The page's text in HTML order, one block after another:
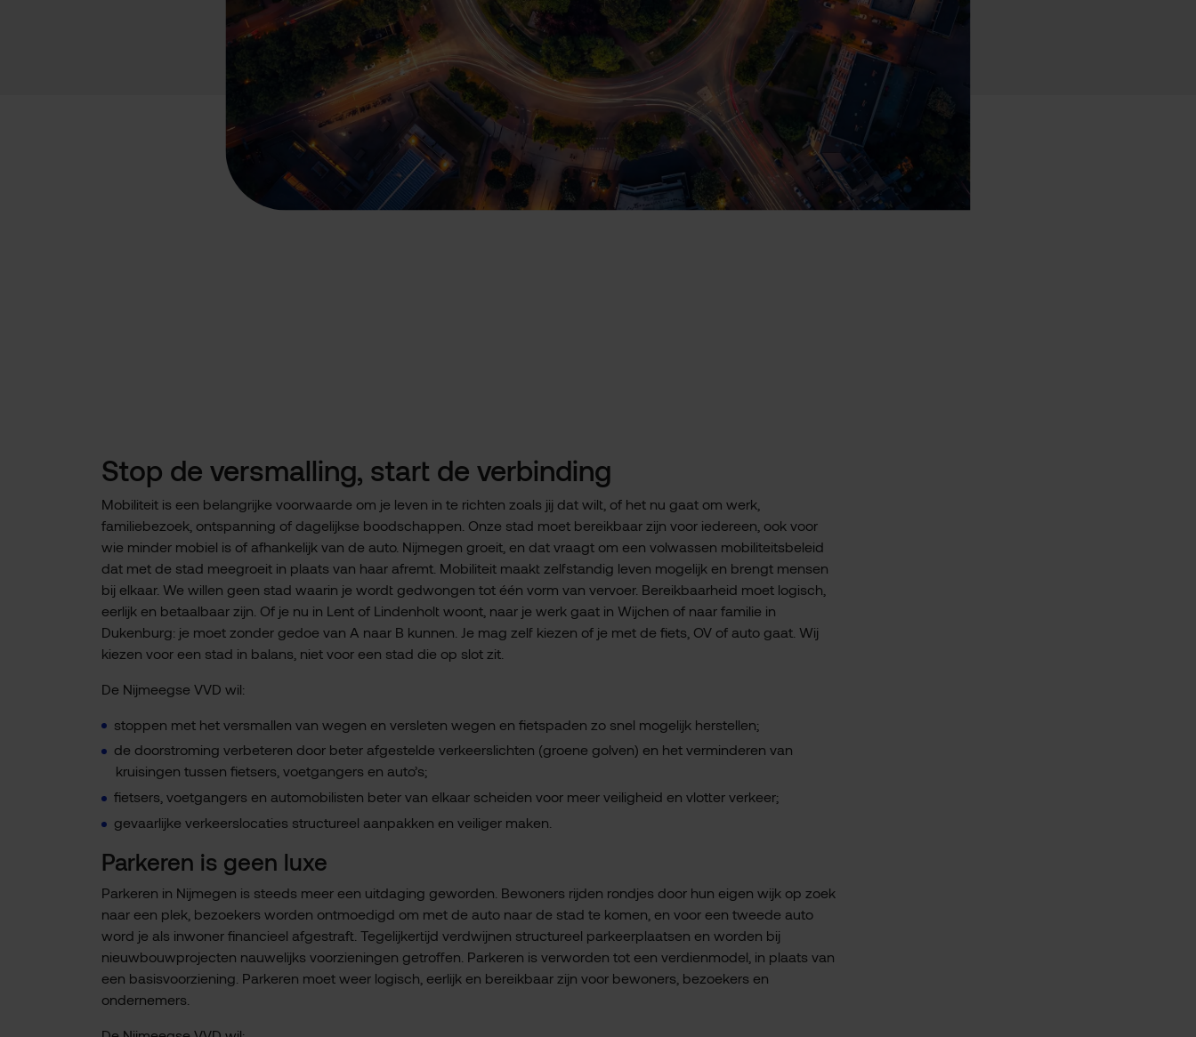
Stop de versmalling, start de verbinding
Mobiliteit is een belangrijke voorwaarde om je leven in te richten zoals jij dat wilt, of het nu gaat om werk,
familiebezoek, ontspanning of dagelijkse boodschappen. Onze stad moet bereikbaar zijn voor iedereen, ook voor
wie minder mobiel is of afhankelijk van de auto. Nijmegen groeit, en dat vraagt om een volwassen mobiliteitsbeleid
dat met de stad meegroeit in plaats van haar afremt. Mobiliteit maakt zelfstandig leven mogelijk en brengt mensen
bij elkaar. We willen geen stad waarin je wordt gedwongen tot één vorm van vervoer. Bereikbaarheid moet logisch,
eerlijk en betaalbaar zijn. Of je nu in Lent of Lindenholt woont, naar je werk gaat in Wijchen of naar familie in
Dukenburg: je moet zonder gedoe van A naar B kunnen. Je mag zelf kiezen of je met de fiets, OV of auto gaat. Wij
kiezen voor een stad in balans, niet voor een stad die op slot zit.
De Nijmeegse VVD wil:
stoppen met het versmallen van wegen en versleten wegen en fietspaden zo snel mogelijk herstellen;
de doorstroming verbeteren door beter afgestelde verkeerslichten (groene golven) en het verminderen van
kruisingen tussen fietsers, voetgangers en auto’s;
fietsers, voetgangers en automobilisten beter van elkaar scheiden voor meer veiligheid en vlotter verkeer;
gevaarlijke verkeerslocaties structureel aanpakken en veiliger maken.
Parkeren is geen luxe
Parkeren in Nijmegen is steeds meer een uitdaging geworden. Bewoners rijden rondjes door hun eigen wijk op zoek
naar een plek, bezoekers worden ontmoedigd om met de auto naar de stad te komen, en voor een tweede auto
word je als inwoner financieel afgestraft. Tegelijkertijd verdwijnen structureel parkeerplaatsen en worden bij
nieuwbouwprojecten nauwelijks voorzieningen getroffen. Parkeren is verworden tot een verdienmodel, in plaats van
een basisvoorziening. Parkeren moet weer logisch, eerlijk en bereikbaar zijn voor bewoners, bezoekers en
ondernemers.